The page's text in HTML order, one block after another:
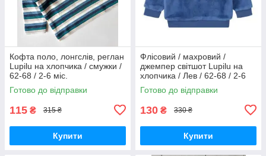
Кофта поло, лонгслів, реглан
Lupilu на хлопчика / смужки /
62-68 / 2-6 міс.
Готово до відправки
115 ₴ 315 ₴
Купити
Флісовий / махровий /
джемпер світшот Lupilu на
хлопчика / Лев / 62-68 / 2-6
міс.
Готово до відправки
130 ₴ 330 ₴
Купити